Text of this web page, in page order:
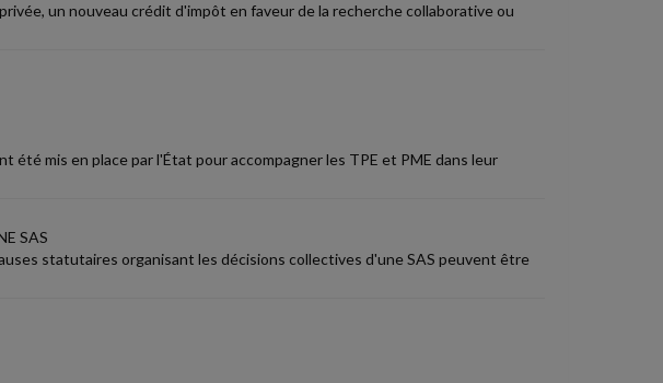
un nouveau crédit d'impôt en faveur de la recherche collaborative ou
mis en place par l'État pour accompagner les TPE et PME dans leur
SAS
statutaires organisant les décisions collectives d'une SAS peuvent être